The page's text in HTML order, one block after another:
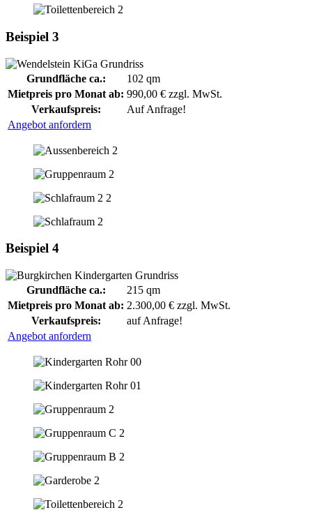
Beispiel 3
Grundfläche ca.:
102 qm
Mietpreis pro Monat ab: 990,00 € zzgl. MwSt.
Verkaufspreis:
Auf Anfrage!
Angebot anfordern
Beispiel 4
Grundfläche ca.:
215 qm
Mietpreis pro Monat ab: 2.300,00 € zzgl. MwSt.
Verkaufspreis:
auf Anfrage!
Angebot anfordern